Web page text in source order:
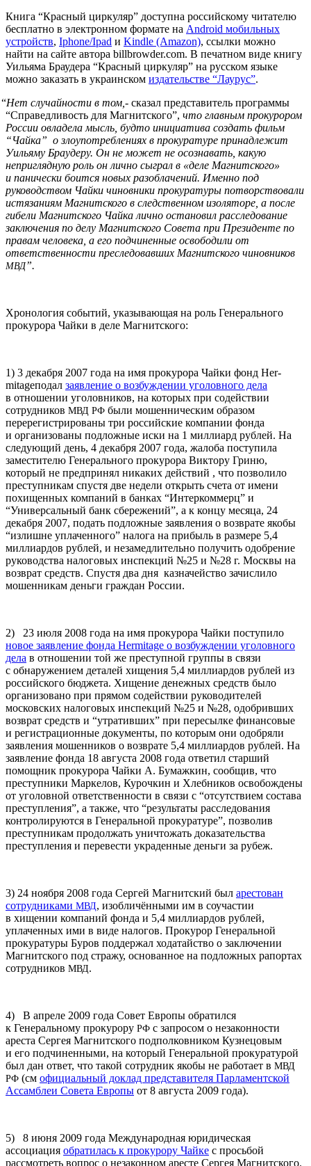
Книга “Красный циркуляр” доступна российскому читателю
бесплатно в электронном формате на Android мобильных
устройств, Iphone/Ipad и Kin­dle (Ama­zon), ссылки можно
найти на сайте автора billbrowder.com. В печатном виде книгу
Уильяма Браудера “Красный циркуляр” на русском языке
можно заказать в украинском издательстве “Лаурус”.
“Нет случайности в том, - сказал представитель программы
“Справедливость для Магнитского”, что главным прокурором
России овладела мысль, будто инициатива создать фильм
“Чайка” о злоупотреблениях в прокуратуре принадлежит
Уильяму Браудеру. Он не может не осознавать, какую
неприглядную роль он лично сыграл в «деле Магнитского»
и панически боится новых разоблачений. Именно под
руководством Чайки чиновники прокуратуры потворствовали
истязаниям Магнитского в следственном изоляторе, а после
гибели Магнитского Чайка лично остановил расследование
заключения по делу Магнитского Совета при Президенте по
правам человека, а его подчиненные освободили от
ответственности преследовавших Магнитского чиновников
МВД”.
Хронология событий, указывающая на роль Генерального
прокурора Чайки в деле Магнитского:
1) 3 декабря 2007 года на имя прокурора Чайки фонд Her­
mitageподал заявление о возбуждении уголовного дела
в отношении уголовников, на которых при содействии
сотрудников МВД РФ были мошенническим образом
перерегистрированы три российские компании фонда
и организованы подложные иски на 1 миллиард рублей. На
следующий день, 4 декабря 2007 года, жалоба поступила
заместителю Генерального прокурора Виктору Гриню,
который не предпринял никаких действий , что позволило
преступникам спустя две недели открыть счета от имени
похищенных компаний в банках “Интеркоммерц” и
“Универсальный банк сбережений”, а к концу месяца, 24
декабря 2007, подать подложные заявления о возврате якобы
“излишне уплаченного” налога на прибыль в размере 5,4
миллиардов рублей, и незамедлительно получить одобрение
руководства налоговых инспекций №25 и №28 г. Москвы на
возврат средств. Спустя два дня казначейство зачислило
мошенникам деньги граждан России.
2) 23 июля 2008 года на имя прокурора Чайки поступило
новое заявление фонда Her­mitage о возбуждении уголовного
дела в отношении той же преступной группы в связи
с обнаружением деталей хищения 5,4 миллиардов рублей из
российского бюджета. Хищение денежных средств было
организовано при прямом содействии руководителей
московских налоговых инспекций №25 и №28, одобривших
возврат средств и “утративших” при пересылке финансовые
и регистрационные документы, по которым они одобряли
заявления мошенников о возврате 5,4 миллиардов рублей. На
заявление фонда 18 августа 2008 года ответил старший
помощник прокурора Чайки А. Бумажкин, сообщив, что
преступники Маркелов, Курочкин и Хлебников освобождены
от уголовной ответственности в связи с “отсутствием состава
преступления”, а также, что “результаты расследования
контролируются в Генеральной прокуратуре”, позволив
преступникам продолжать уничтожать доказательства
преступления и перевести украденные деньги за рубеж.
3) 24 ноября 2008 года Сергей Магнитский был арестован
сотрудниками МВД, изобличёнными им в соучастии
в хищении компаний фонда и 5,4 миллиардов рублей,
уплаченных ими в виде налогов. Прокурор Генеральной
прокуратуры Буров поддержал ходатайство о заключении
Магнитского под стражу, основанное на подложных рапортах
сотрудников МВД.
4) В апреле 2009 года Совет Европы обратился
к Генеральному прокурору РФ с запросом о незаконности
ареста Сергея Магнитского подполковником Кузнецовым
и его подчиненными, на который Генеральной прокуратурой
был дан ответ, что такой сотрудник якобы не работает в МВД
РФ (см официальный доклад представителя Парламентской
Ассамблеи Совета Европы от 8 августа 2009 года).
5) 8 июня 2009 года Международная юридическая
ассоциация обратилась к прокурору Чайке с просьбой
рассмотреть вопрос о незаконном аресте Сергея Магнитского.